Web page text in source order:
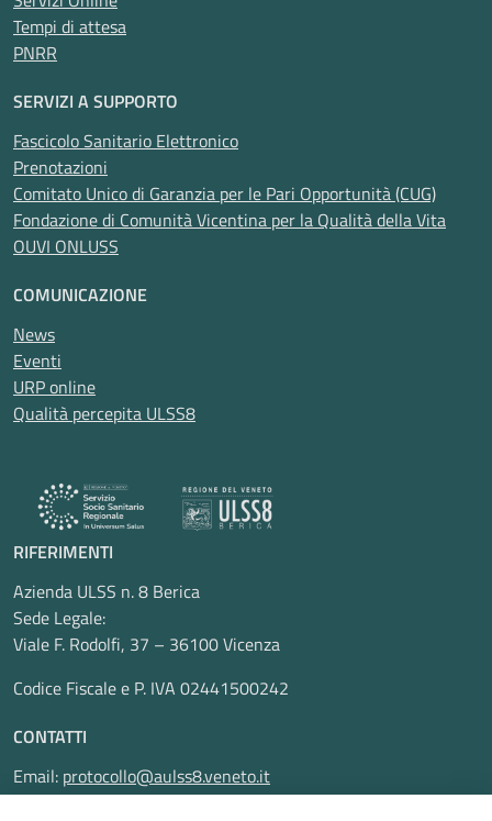
Tempi di attesa
PNRR
SERVIZI A SUPPORTO
Fascicolo Sanitario Elettronico
Prenotazioni
Comitato Unico di Garanzia per le Pari Opportunità (CUG)
Fondazione di Comunità Vicentina per la Qualità della Vita
OUVI ONLUSS
COMUNICAZIONE
News
Eventi
URP online
Qualità percepita ULSS8
RIFERIMENTI
Azienda ULSS n. 8 Berica
Sede Legale:
Viale F. Rodolfi, 37 – 36100 Vicenza
Codice Fiscale e P. IVA 02441500242
CONTATTI
Email: protocollo@aulss8.veneto.it
Pec:protocollo.aulss8@pecveneto.it